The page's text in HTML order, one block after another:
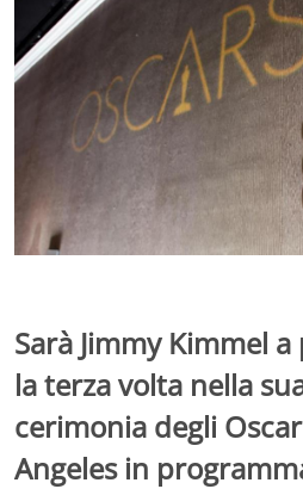
Sarà Jimmy Kimmel
la terza volta nella
cerimonia degli
Angeles in